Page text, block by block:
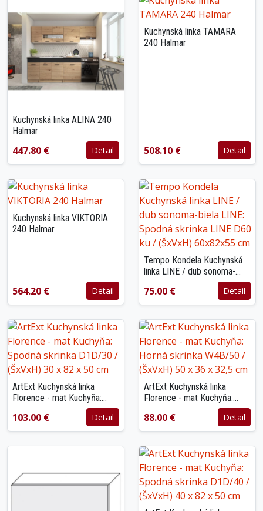
Kuchynská linka ALINA 240
Halmar
447.80 € Detail
Kuchynská linka TAMARA
240 Halmar
508.10 € Detail
Kuchynská linka VIKTORIA
240 Halmar
564.20 € Detail
Tempo Kondela Kuchynská
linka LINE / dub sonoma-
biela LINE: Spodná skrinka
LINE D60 ku / (ŠxVxH)
60x82x55 cm
75.00 € Detail
ArtExt Kuchynská linka
Florence - mat Kuchyňa:
Spodná skrinka D1D/30 /
(ŠxVxH) 30 x 82 x 50 cm
103.00 € Detail
ArtExt Kuchynská linka
Florence - mat Kuchyňa:
Horná skrinka W4B/50 /
(ŠxVxH) 50 x 36 x 32,5 cm
88.00 € Detail